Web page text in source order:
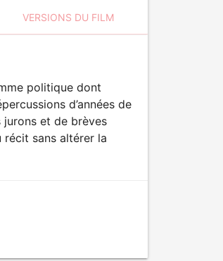
VERSIONS DU FILM
politique dont
d’années de
jurons et de brèves
récit sans altérer la